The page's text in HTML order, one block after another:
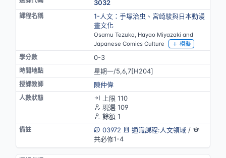
3032
1-人文：手塚治虫、宮崎駿與日本動漫
畫文化
Osamu Tezuka, Hayao Miyazaki and
Japanese Comics Culture
模擬
0-3
星期一/5,6,7[H204]
陳仲偉
上限 110
現選 109
餘額 1
03972
通識課程:人文領域/
共必修1-4